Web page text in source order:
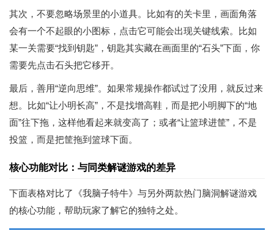
其次，不要忽略场景里的小道具。比如有的关卡里，画面角落
会有一个不起眼的小图标，点击它可能会出现关键线索。比如
某一关需要“找到钥匙”，钥匙其实藏在画面里的“石头”下面，你
需要先点击石头把它移开。
最后，善用“逆向思维”。如果常规操作都试过了没用，就反过来
想。比如“让小明长高”，不是找增高鞋，而是把小明脚下的“地
面”往下拖，这样他看起来就变高了；或者“让篮球进筐”，不是
投篮，而是把筐拖到篮球下面。
核心功能对比：与同类解谜游戏的差异
下面表格对比了《我脑子特牛》与另外两款热门脑洞解谜游戏
的核心功能，帮助玩家了解它的独特之处。